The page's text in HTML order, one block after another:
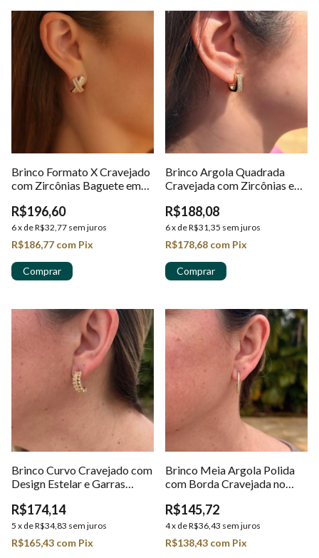
Brinco Formato X Cravejado
com Zircônias Baguete em
R$196,60
6x deR$32,77 sem juros
R$186,77 com Pix
Brinco Argola Quadrada
Cravejada com Zircônias em
R$188,08
6x deR$31,35 sem juros
R$178,68 com Pix
Brinco Curvo Cravejado com
Design Estelar e Garras
R$174,14
5 x deR$34,83 sem juros
R$165,43 com Pix
Brinco Meia Argola Polida
com Borda Cravejada no
R$145,72
4x deR$36,43 sem juros
R$138,43 com Pix